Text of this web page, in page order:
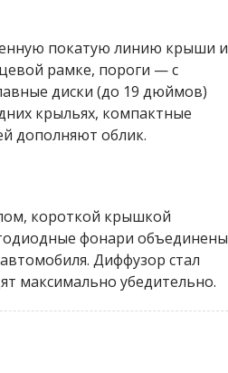
покатую линию крыши и
рамке, пороги — с
диски (до 19 дюймов)
крыльях, компактные
дополняют облик.
короткой крышкой
фонари объединены
Диффузор стал
максимально убедительно.